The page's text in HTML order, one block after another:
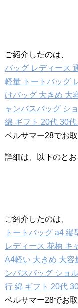
ご紹介したのは、
バッグ レディース
軽量 トートバッグ
けバッグ 大きめ 大
ャンバスバッグ シ
綿 ギフト 20代 30
ベルサマー28でお
詳細は、以下のとお
ご紹介したのは、
トートバッグ a4
レディース 花柄 キ
A4軽い 大きめ 大容
ンバスバッグ ショ
行 綿 ギフト 20代
ベルサマー28でお